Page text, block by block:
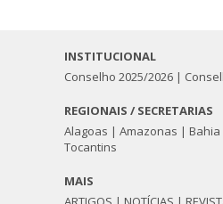
INSTITUCIONAL
Conselho 2025/2026 |
REGIONAIS / SECRETARIAS
Alagoas | Amazonas | Bahia
Tocantins
MAIS